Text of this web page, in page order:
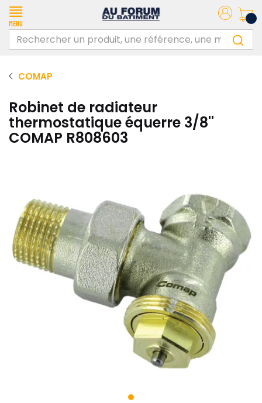
Menu
COMAP
Robinet de radiateur
thermostatique équerre 3/8''
COMAP R808603